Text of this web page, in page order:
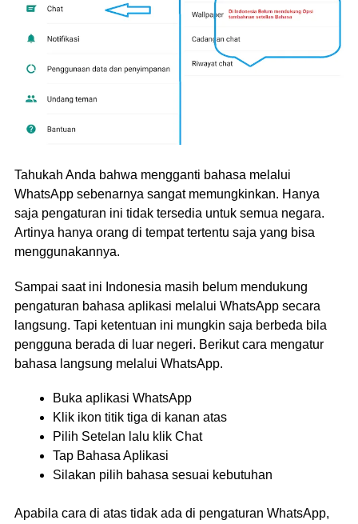
Tahukah Anda bahwa mengganti bahasa melalui
WhatsApp sebenarnya sangat memungkinkan. Hanya
saja pengaturan ini tidak tersedia untuk semua negara.
Artinya hanya orang di tempat tertentu saja yang bisa
menggunakannya.
Sampai saat ini Indonesia masih belum mendukung
pengaturan bahasa aplikasi melalui WhatsApp secara
langsung. Tapi ketentuan ini mungkin saja berbeda bila
pengguna berada di luar negeri. Berikut cara mengatur
bahasa langsung melalui WhatsApp.
Buka aplikasi WhatsApp
Klik ikon titik tiga di kanan atas
Pilih Setelan lalu klik Chat
Tap Bahasa Aplikasi
Silakan pilih bahasa sesuai kebutuhan
Apabila cara di atas tidak ada di pengaturan WhatsApp,